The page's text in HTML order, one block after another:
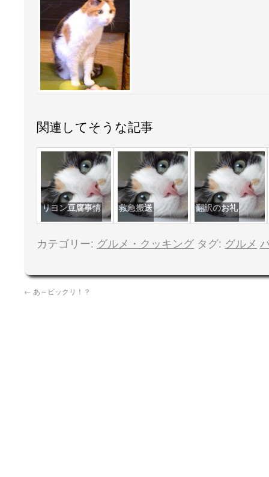
関連してそうな記事
リヨン豆腐事情 救急搬送 翻訳のお礼
カテゴリー: グルメ・クッキング タグ: グルメ
← あ～ビックリ！？